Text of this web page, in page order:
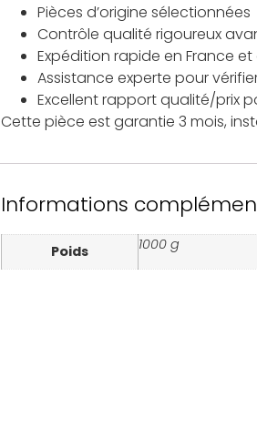
Pièces d’origine sélectionnées
Contrôle qualité rigoureux
Expédition rapide en France et
Assistance experte pour
Excellent rapport qualité/prix
Cette pièce est garantie 3 mois,
Informations
Poids 1000 g